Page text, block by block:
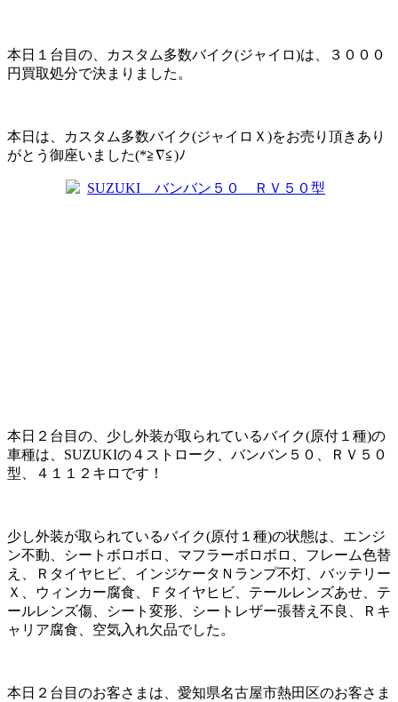
本日１台目の、カスタム多数バイク(ジャイロ)は、３０００
円買取処分で決まりました。
本日は、カスタム多数バイク(ジャイロＸ)をお売り頂きあり
がとう御座いました(*≧∇≦)ﾉ
本日２台目の、少し外装が取られているバイク(原付１種)の
車種は、SUZUKIの４ストローク、バンバン５０、ＲＶ５０
型、４１１２キロです！
少し外装が取られているバイク(原付１種)の状態は、エンジ
ン不動、シートボロボロ、マフラーボロボロ、フレーム色替
え、Ｒタイヤヒビ、インジケータＮランプ不灯、バッテリー
Ｘ、ウィンカー腐食、Ｆタイヤヒビ、テールレンズあせ、テ
ールレンズ傷、シート変形、シートレザー張替え不良、Ｒキ
ャリア腐食、空気入れ欠品でした。
本日２台目のお客さまは、愛知県名古屋市熱田区のお客さま